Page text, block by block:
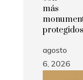
más
protegidos
agosto
6, 2026